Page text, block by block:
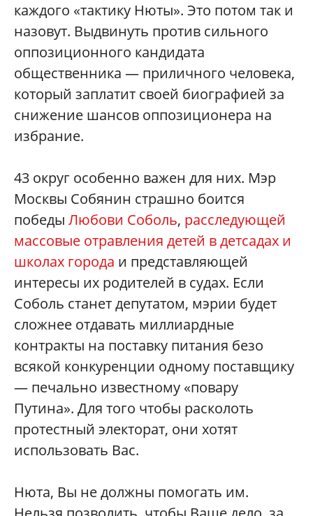
каждого «тактику Нюты». Это потом так и
назовут. Выдвинуть против сильного
оппозиционного кандидата
общественника — приличного человека,
который заплатит своей биографией за
снижение шансов оппозиционера на
избрание.
43 округ особенно важен для них. Мэр
Москвы Собянин страшно боится
победы Любови Соболь, расследующей
массовые отравления детей в детсадах и
школах города и представляющей
интересы их родителей в судах. Если
Соболь станет депутатом, мэрии будет
сложнее отдавать миллиардные
контракты на поставку питания безо
всякой конкуренции одному поставщику
— печально известному «повару
Путина». Для того чтобы расколоть
протестный электорат, они хотят
использовать Вас.
Нюта, Вы не должны помогать им.